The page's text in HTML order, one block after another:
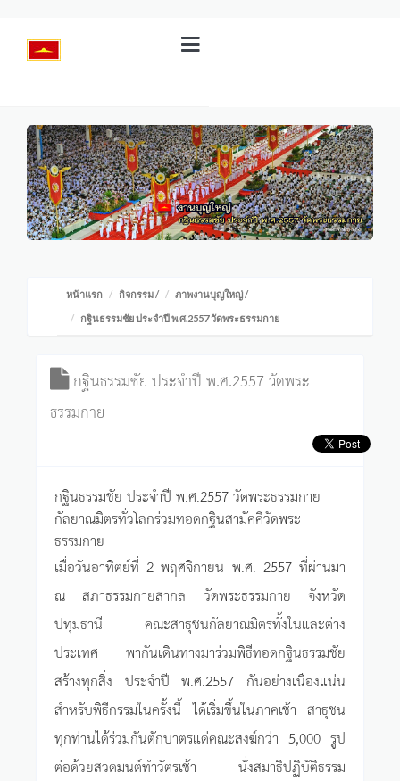
หน้าแรก กิจกรรม/ ภาพงานบุญใหญ่/
กฐินธรรมชัย ประจำปี พ.ศ.2557 วัดพระธรรมกาย
กฐินธรรมชัย ประจำปี พ.ศ.2557 วัดพระ
ธรรมกาย
กฐินธรรมชัย ประจำปี พ.ศ.2557 วัดพระธรรมกาย
กัลยาณมิตรทั่วโลกร่วมทอดกฐินสามัคคีวัดพระ
ธรรมกาย
เมื่อวันอาทิตย์ที่ 2 พฤศจิกายน พ.ศ. 2557 ที่ผ่านมา
ณ สภาธรรมกายสากล วัดพระธรรมกาย จังหวัด
ปทุมธานี คณะสาธุชนกัลยาณมิตรทั้งในและต่าง
ประเทศ พากันเดินทางมาร่วมพิธีทอดกฐินธรรมชัย
สร้างทุกสิ่ง ประจำปี พ.ศ.2557 กันอย่างเนืองแน่น
สำหรับพิธีกรรมในครั้งนี้ ได้เริ่มขึ้นในภาคเช้า สาธุชน
ทุกท่านได้ร่วมกันตักบาตรแด่คณะสงฆ์กว่า 5,000 รูป
ต่อด้วยสวดมนต์ทำวัตรเช้า นั่งสมาธิปฏิบัติธรรม